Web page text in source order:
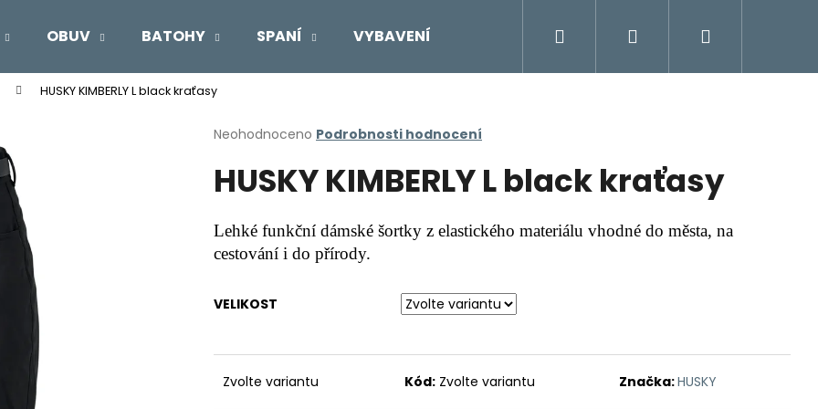
OBUV BATOHY SPANÍ VYBAVENÍ Moje objednávka
Přihlášení
HUSKY KIMBERLY L black kraťasy
Průměrné
produktu
je
z
5
hvězdiček.
Neohodnoceno Podrobnosti hodnocení
HUSKY KIMBERLY L black kraťasy
Lehké funkční dámské šortky z elastického materiálu vhodné do města, na
cestování i do přírody.
VELIKOST
Zvolte variantu Kód: Zvolte variantu Značka:HUSKY
Co potřebujete najít?
HLEDAT